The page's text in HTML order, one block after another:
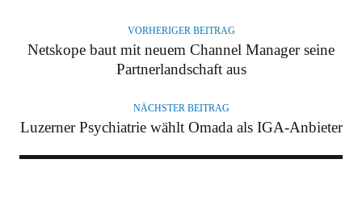
VORHERIGER BEITRAG
Netskope baut mit neuem Channel Manager seine
Partnerlandschaft aus
NÄCHSTER BEITRAG
Luzerner Psychiatrie wählt Omada als IGA-Anbieter